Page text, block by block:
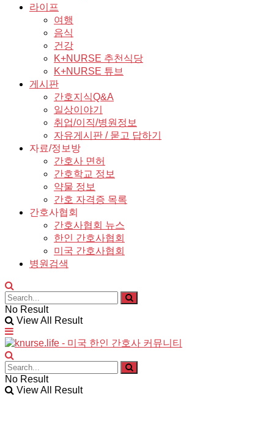
라이프
여행
음식
건강
K+NURSE 추천식당
K+NURSE 튜브
게시판
간호지식Q&A
일상이야기
취업/이직/병원정보
자유게시판 / 묻고 답하기
자료/정보방
간호사 면허
간호학교 정보
약물 정보
간호 자격증 목록
간호사협회
간호사협회 뉴스
한인 간호사협회
미국 간호사협회
병원검색
No Result
View All Result
No Result
View All Result